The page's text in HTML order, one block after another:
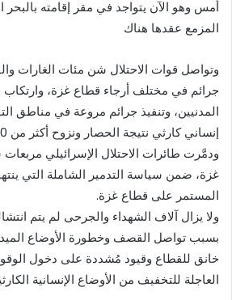
أمس وهو الآن يتواجد في مقر إقامته
المزمع عقدها هناك
وتواصل قوات الاحتلال شن مئات الغارات
جرائم في مختلف أرجاء قطاع غزة، وارتكاب
المدنيين، وتنفيذ جرائم مروعة في مناطق
إنساني كارثي نتيجة الحصار ونزوح أكثر من 90 % من السكان.
ودمَّرت طائرات الاحتلال الإسرائيلي
غزة، ضمن سياسة التدمير الشاملة التي
المستمر على قطاع غزة.
ولا يزال آلاف الشهداء والجرحى لم يتم
بسبب تواصل القصف وخطورة الأوضاع
خانق للقطاع وقيود مُشددة على دخول
العاجلة للتخفيف من الأوضاع الإنسانية